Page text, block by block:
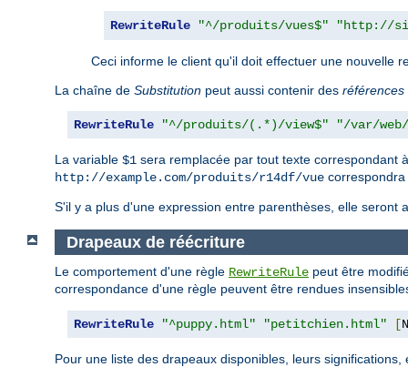
RewriteRule "^/produits/vues$" "http://
Ceci informe le client qu'il doit effectuer une nouvelle
La chaîne de Substitution peut aussi contenir des références
RewriteRule "^/produits/(.*)/view$" "/var/
La variable $1 sera remplacée par tout texte correspondant
http://example.com/produits/r14df/vue
S'il y a plus d'une expression entre parenthèses, elle
Drapeaux de réécriture
Le comportement d'une règle RewriteRule peut être
correspondance d'une règle peuvent être rendues
RewriteRule "^puppy.html" "petitchien.html" [
Pour une liste des drapeaux disponibles, leurs